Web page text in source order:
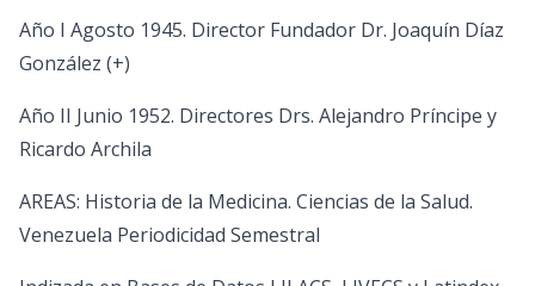
Año I Agosto 1945. Director Fundador Dr. Joaquín Díaz
González (+)
Año II Junio 1952. Directores Drs. Alejandro Príncipe y
Ricardo Archila
AREAS: Historia de la Medicina. Ciencias de la Salud.
Venezuela Periodicidad Semestral